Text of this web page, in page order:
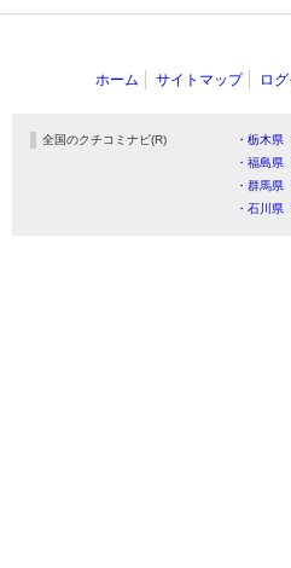
ホーム サイトマップ ロ
全国のクチコミナビ(R) ・栃木県
・福島県
・群馬県
・石川県